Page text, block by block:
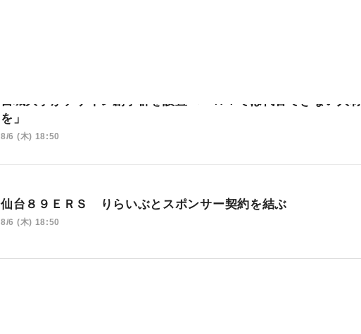
宮城大学がデザイン創学群を設置へ「ＡＩでは代替できない人材
を」
8/6 (木) 18:50
仙台８９ＥＲＳ りらいぶとスポンサー契約を結ぶ
8/6 (木) 18:50